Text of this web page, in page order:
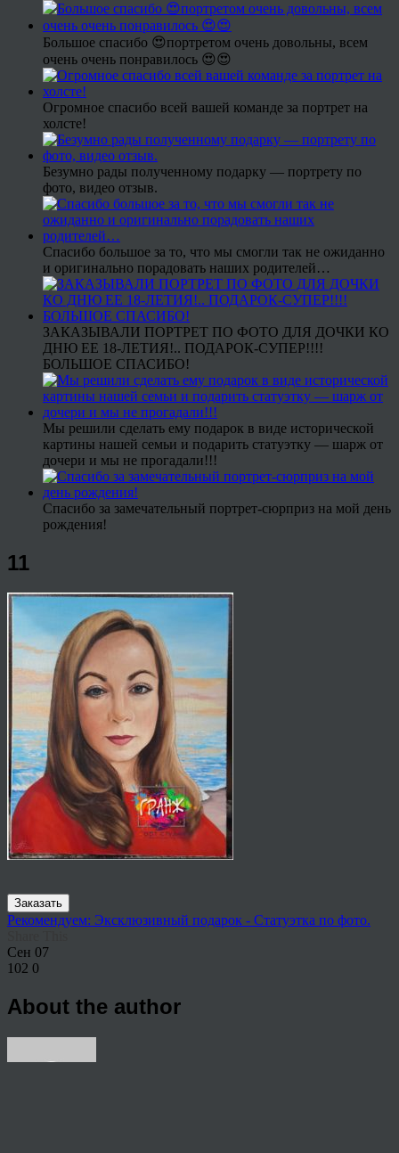
Большое спасибо 😍портретом очень довольны, всем
очень очень понравилось 😍😍
Огромное спасибо всей вашей команде за портрет на
холсте!
Безумно рады полученному подарку — портрету по
фото, видео отзыв.
Спасибо большое за то, что мы смогли так не ожиданно
и оригинально порадовать наших родителей…
ЗАКАЗЫВАЛИ ПОРТРЕТ ПО ФОТО ДЛЯ ДОЧКИ КО
ДНЮ ЕЕ 18-ЛЕТИЯ!.. ПОДАРОК-СУПЕР!!!!
БОЛЬШОЕ СПАСИБО!
Мы решили сделать ему подарок в виде исторической
картины нашей семьи и подарить статуэтку — шарж от
дочери и мы не прогадали!!!
Спасибо за замечательный портрет-сюрприз на мой день
рождения!
11
Заказать
Рекомендуем: Эксклюзивный подарок - Статуэтка по фото.
Сен 07
102 0
About the author